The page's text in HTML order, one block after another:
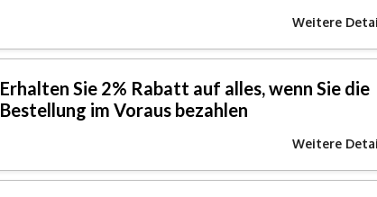
Weitere
Erhalten Sie 2% Rabatt auf alles, wenn Sie die
Bestellung im Voraus bezahlen
Weitere